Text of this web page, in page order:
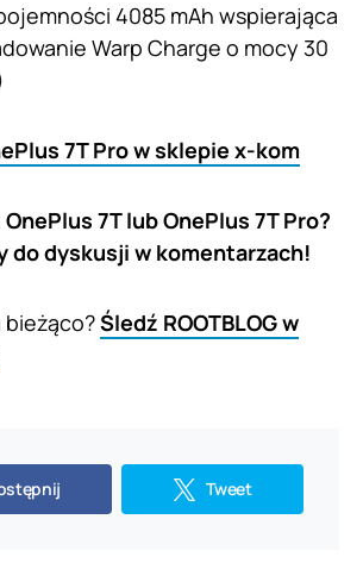
4085 mAh wspierająca
Warp Charge o mocy 30
7T Pro w sklepie x-kom
7T lub OnePlus 7T Pro?
do dyskusji w komentarzach!
Śledź ROOTBLOG w
Tweet